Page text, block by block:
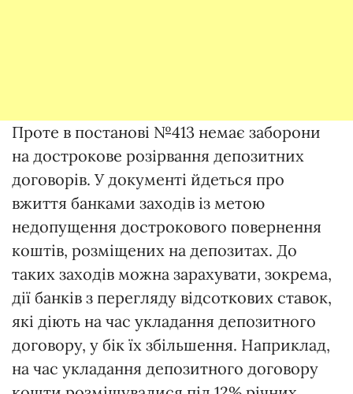
Проте в постанові №413 немає заборони
на дострокове розірвання депозитних
договорів. У документі йдеться про
вжиття банками заходів із метою
недопущення дострокового повернення
коштів, розміщених на депозитах. До
таких заходів можна зарахувати, зокрема,
дії банків з перегляду відсоткових ставок,
які діють на час укладання депозитного
договору, у бік їх збільшення. Наприклад,
на час укладання депозитного договору